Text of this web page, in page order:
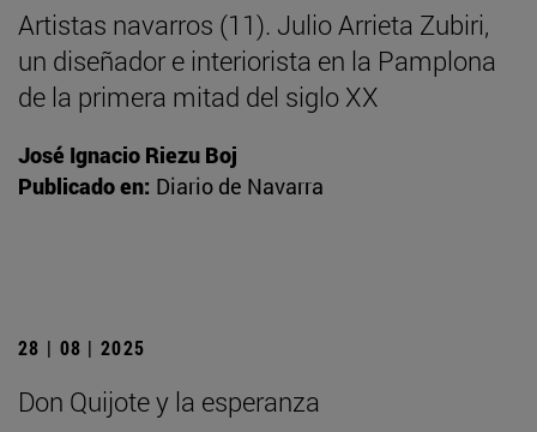
Artistas navarros (11). Julio Arrieta Zubiri,
un diseñador e interiorista en la Pamplona
de la primera mitad del siglo XX
José Ignacio Riezu Boj
Publicado en: Diario de Navarra
28 | 08 | 2025
Don Quijote y la esperanza